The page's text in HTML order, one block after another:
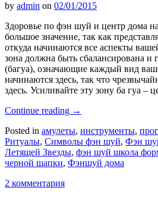
by admin on 02/01/2015
Здоровье по фэн шуй и центр дома
большое значение, так как
откуда начинаются все аспекты
зона должна быть сбалансирована и
(багуа), означающие каждый вид
начинаются здесь, так что
здесь. Усиливайте эту зону ба гуа –
Continue reading →
Posted in амулеты, инструменты,
Ритуалы, Символы фэн шуй, Фэн
Летящей Звезды, фэн шуй школа
черной шапки, Фэншуй дома
2 комментария